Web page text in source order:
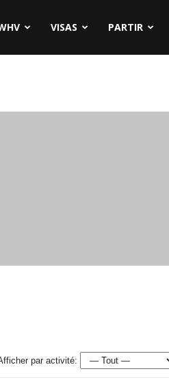
VISAS PARTIR
par activité: